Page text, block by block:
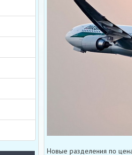
Новые разделения по